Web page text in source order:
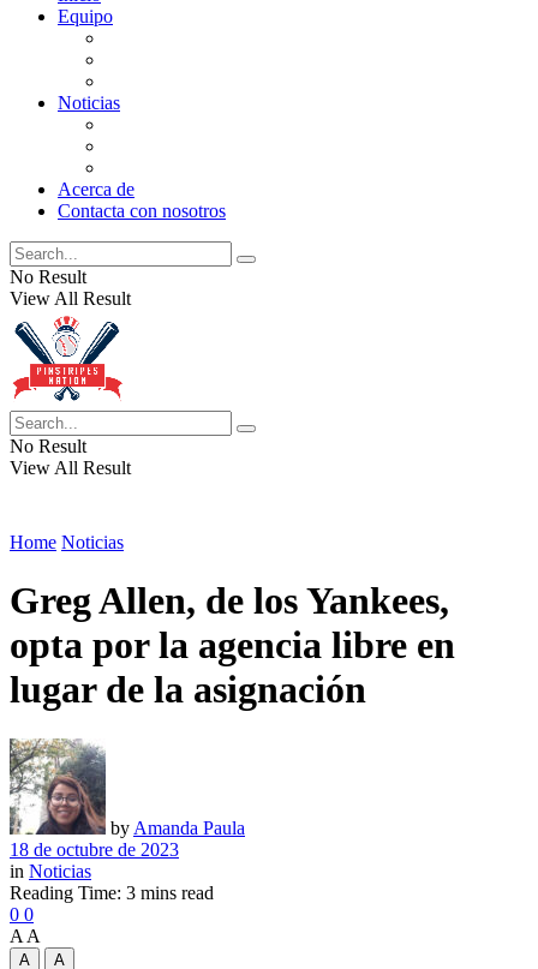
Equipo
Noticias
Acerca de
Contacta con nosotros
No Result
View All Result
No Result
View All Result
Home Noticias
Greg Allen, de los Yankees,
opta por la agencia libre en
lugar de la asignación
by Amanda Paula
18 de octubre de 2023
in Noticias
Reading Time: 3 mins read
0 0
A A
A
A